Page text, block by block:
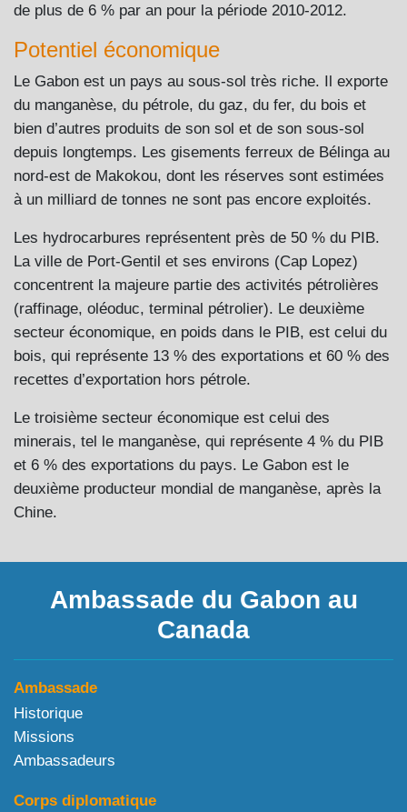
de plus de 6 % par an pour la période 2010-2012.
Potentiel économique
Le Gabon est un pays au sous-sol très riche. Il exporte
du manganèse, du pétrole, du gaz, du fer, du bois et
bien d’autres produits de son sol et de son sous-sol
depuis longtemps. Les gisements ferreux de Bélinga au
nord-est de Makokou, dont les réserves sont estimées
à un milliard de tonnes ne sont pas encore exploités.
Les hydrocarbures représentent près de 50 % du PIB.
La ville de Port-Gentil et ses environs (Cap Lopez)
concentrent la majeure partie des activités pétrolières
(raffinage, oléoduc, terminal pétrolier). Le deuxième
secteur économique, en poids dans le PIB, est celui du
bois, qui représente 13 % des exportations et 60 % des
recettes d’exportation hors pétrole.
Le troisième secteur économique est celui des
minerais, tel le manganèse, qui représente 4 % du PIB
et 6 % des exportations du pays. Le Gabon est le
deuxième producteur mondial de manganèse, après la
Chine.
Ambassade du Gabon au
Canada
Ambassade
Historique
Missions
Ambassadeurs
Corps diplomatique